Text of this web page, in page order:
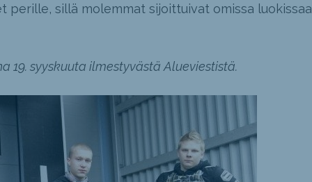
perille, sillä molemmat sijoittuivat omissa
19. syyskuuta ilmestyvästä Alueviestistä.